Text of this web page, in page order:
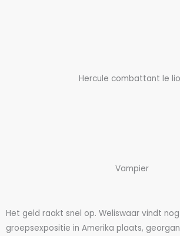
Hercule combattant le
Vampier
Het geld raakt snel op. Weliswaar vindt
groepsexpositie in Amerika plaats,